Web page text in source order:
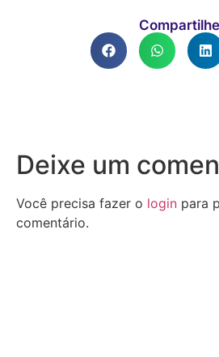
Deixe um
Você precisa fazer o login para
comentário.